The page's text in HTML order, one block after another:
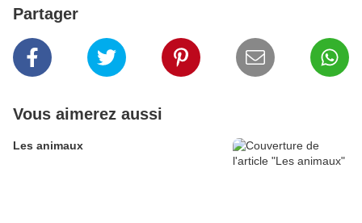
Partager
Vous aimerez aussi
Les animaux